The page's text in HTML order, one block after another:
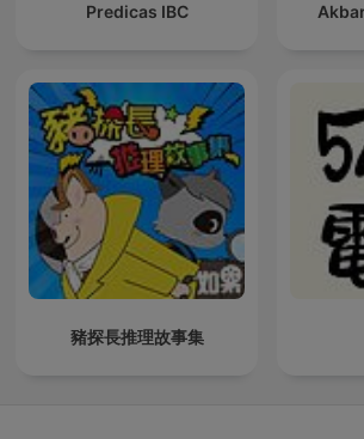
Predicas IBC
豬探長推理故事集